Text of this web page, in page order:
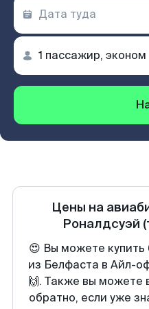
Цены на
Роналдсуэй
😍 Вы можете купить
из Белфаста в Айл-
🙌. Также вы можете
обратно, если уже